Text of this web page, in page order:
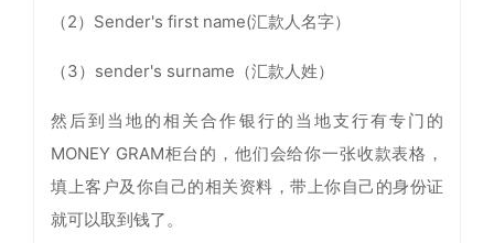
（2）Sender's first name(汇款人名字）
（3）sender's surname（汇款人姓）
然后到当地的相关合作银行的当地支行有专门的
MONEY GRAM柜台的，他们会给你一张收款表格，
填上客户及你自己的相关资料，带上你自己的身份证
就可以取到钱了。